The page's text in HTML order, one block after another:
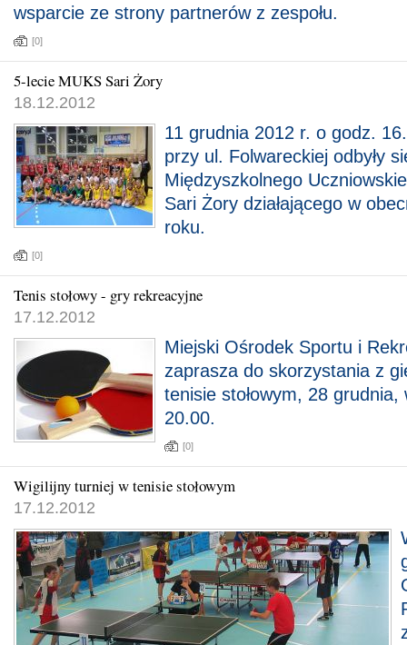
wsparcie ze strony partnerów z zespołu.
[0]
5-lecie MUKS Sari Żory
18.12.2012
11 grudnia 2012 r. o godz.
przy ul. Folwareckiej odbyły
Międzyszkolnego
Sari Żory działającego w
roku.
[0]
Tenis stołowy - gry rekreacyjne
17.12.2012
Miejski Ośrodek Sportu i
zaprasza do skorzystania z
tenisie stołowym, 28
20.00.
[0]
Wigilijny turniej w tenisie stołowym
17.12.2012